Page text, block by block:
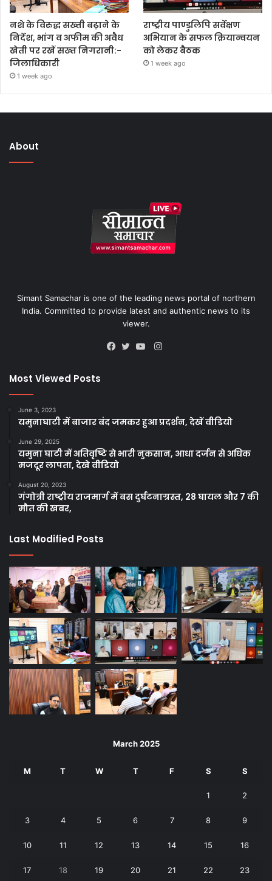
नशे के विरुद्ध सख्ती बढ़ाने के
निर्देश, भांग व अफीम की अवैध
खेती पर रखें सख्त निगरानी:-
जिलाधिकारी
1 week ago
राष्ट्रीय पाण्डुलिपि सर्वेक्षण
अभियान के सफल क्रियान्वयन
को लेकर बैठक
1 week ago
About
Simant Samachar is one of the leading news portal of northern
India. Committed to provide latest and authentic news to its
viewer.
Instagram
Most Viewed Posts
June 3, 2023
यमुनाघाटी में बाजार बंद जमकर हुआ प्रदर्शन, देखें वीडियो
June 29, 2025
यमुना घाटी में अतिवृष्टि से भारी नुकसान, आधा दर्जन से अधिक
मजदूर लापता, देखे वीडियो
August 20, 2023
गंगोत्री राष्ट्रीय राजमार्ग में बस दुर्घटनाग्रस्त, 28 घायल और 7 की
मौत की खबर,
Last Modified Posts
March 2025
M T W T F S S
1 2
3 4 5 6 7 8 9
10 11 12 13 14 15 16
17 18 19 20 21 22 23